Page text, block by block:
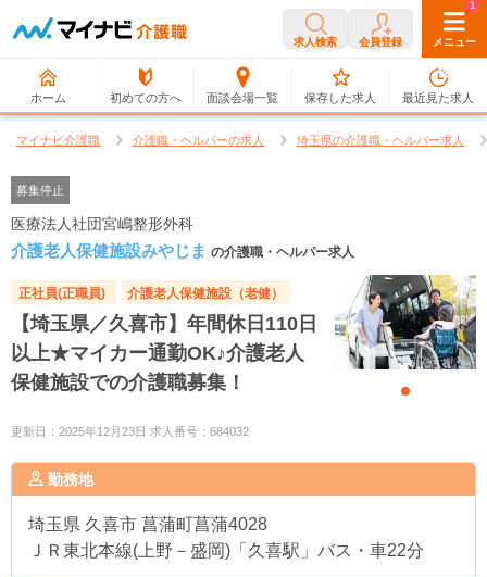
求人検索 会員登録 メニュー
ホーム 初めての方へ 面談会場一覧
0
保存した求人
1
最近見た求人
マイナビ介護職 介護職・ヘルパーの求人 埼玉県の介護職・ヘルパー求人
募集停止
医療法人社団宮嶋整形外科
介護老人保健施設みやじま の介護職・ヘルパー求人
正社員(正職員) 介護老人保健施設（老健）
【埼玉県／久喜市】年間休日110日
以上★マイカー通勤OK♪介護老人
保健施設での介護職募集！
更新日：2025年12月23日 求人番号：684032
勤務地
埼玉県 久喜市 菖蒲町菖蒲4028
ＪＲ東北本線(上野－盛岡)「久喜駅」バス・車22分